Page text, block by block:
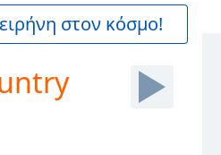
στον κόσμο!